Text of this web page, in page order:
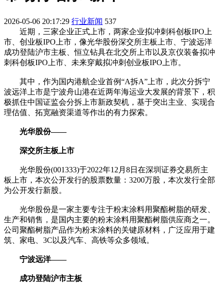
2026-05-06 20:17:29 行业新闻 537
近期，三家企业正式上市，两家企业拟冲刺科创板IPO上
市、创业板IPO上市，像光华股份深交所主板上市、宁波远洋
成功登陆沪市主板、恒立钻具在北交所上市以及京仪装备拟冲
刺科创板IPO上市、未来穿戴拟冲刺创业板IPO上市。
其中，作为国内港航企业首例“A拆A”上市，此次分拆宁
波远洋上市是宁波舟山港在近两年海运业大发展的背景下，积
极抓住中国证监会分拆上市新政契机，基于突出主业、实现合
理估值、拓宽融资渠道等作出的有力探索。
光华股份——
深交所主板上市
光华股份(001333)于2022年12月8日在深圳证券交易所主
板上市，本次公开发行的股票数量：3200万股，本次发行全部
为公开发行新股。
光华股份是一家主要专注于粉末涂料用聚酯树脂的研发、
生产和销售，是国内主要的粉末涂料用聚酯树脂供应商之一。
公司聚酯树脂产品作为粉末涂料的关键原材料，广泛应用于建
筑、家电、3C以及汽车、高铁等众多领域。
宁波远洋——
成功登陆沪市主板